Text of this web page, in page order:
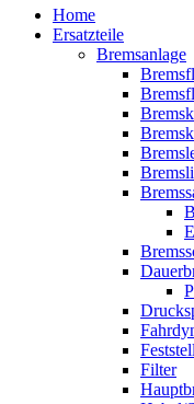
Home
Ersatzteile
Bremsanlage
Filter